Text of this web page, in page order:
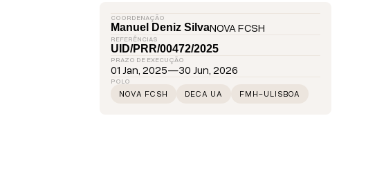
COORDENAÇÃO
Manuel Deniz SilvaNOVA FCSH
REFERÊNCIAS
UID/PRR/00472/2025
PRAZO DE EXECUÇÃO
01 Jan, 2025—30 Jun, 2026
POLO
NOVA FCSH DECA UA FMH-ULISBOA